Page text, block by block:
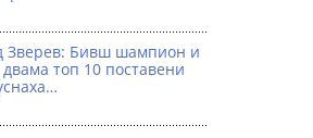
Зверев: Бивш шампион и
топ 10 поставени